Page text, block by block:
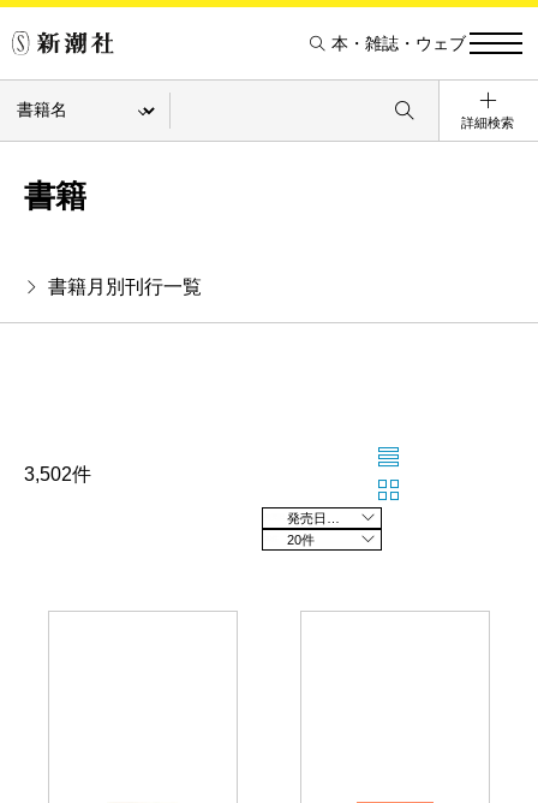
本・雑誌・ウェブ
詳細検索
書籍
書籍月別刊行一覧
3,502件
20件